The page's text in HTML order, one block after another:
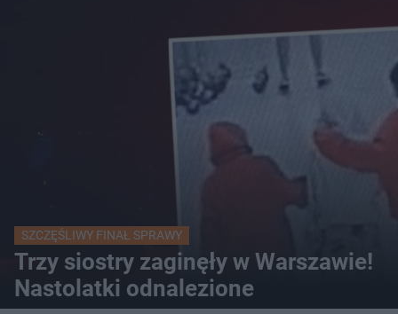
SZCZĘŚLIWY FINAŁ SPRAWY
Trzy siostry zaginęły w Warszawie!
Nastolatki odnalezione